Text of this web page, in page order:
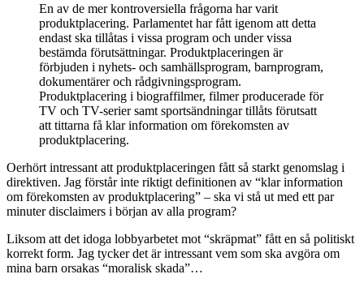
En av de mer kontroversiella frågorna har varit
produktplacering. Parlamentet har fått igenom att detta
endast ska tillåtas i vissa program och under vissa
bestämda förutsättningar. Produktplaceringen är
förbjuden i nyhets- och samhällsprogram, barnprogram,
dokumentärer och rådgivningsprogram.
Produktplacering i biograffilmer, filmer producerade för
TV och TV-serier samt sportsändningar tillåts förutsatt
att tittarna få klar information om förekomsten av
produktplacering.
Oerhört intressant att produktplaceringen fått så starkt genomslag i
direktiven. Jag förstår inte riktigt definitionen av “klar information
om förekomsten av produktplacering” – ska vi stå ut med ett par
minuter disclaimers i början av alla program?
Liksom att det idoga lobbyarbetet mot “skräpmat” fått en så politiskt
korrekt form. Jag tycker det är intressant vem som ska avgöra om
mina barn orsakas “moralisk skada”…